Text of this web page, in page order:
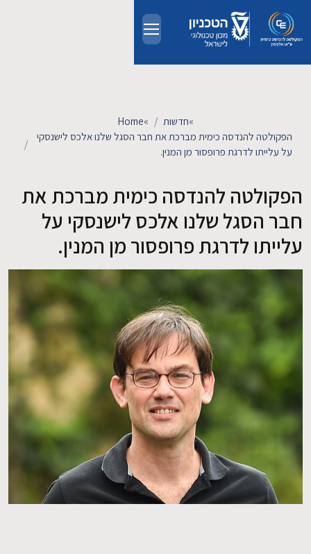
EN
לימודים
מחקר
חדשות ואירועים
קשרי תעשייה
Home» חדשות»
הפקולטה להנדסה כימית מברכת את חבר הסגל שלנו אלכס לישנסקי
על עלייתו לדרגת פרופסור מן המנין.
הפקולטה להנדסה כימית מברכת את
חבר הסגל שלנו אלכס לישנסקי על
עלייתו לדרגת פרופסור מן המנין.